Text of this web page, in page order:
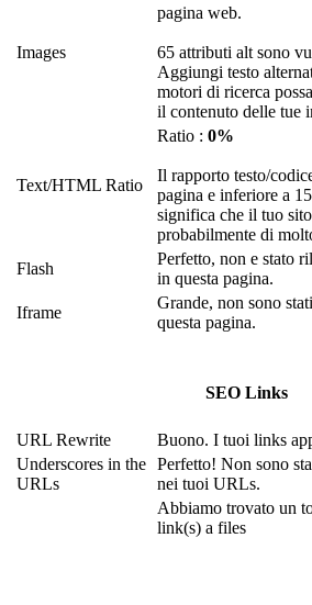
Images
pagina web.
65 attributi alt sono
Aggiungi testo
motori di ricerca
il contenuto delle tue
Text/HTML Ratio
Ratio : 0%
Il rapporto testo/
pagina e inferiore a
significa che il tuo
probabilmente di
Flash
Perfetto, non e stato
in questa pagina.
Iframe
Grande, non sono
questa pagina.
SEO Links
URL Rewrite
Buono. I tuoi links
Underscores in the
URLs
Perfetto! Non sono
nei tuoi URLs.
Abbiamo trovato un
link(s) a files